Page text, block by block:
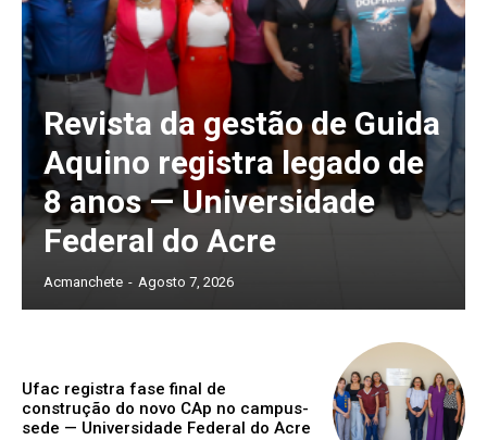
Revista da gestão de Guida
Aquino registra legado de
8 anos — Universidade
Federal do Acre
Acmanchete - Agosto 7, 2026
Ufac registra fase final de
construção do novo CAp no campus-
sede — Universidade Federal do Acre